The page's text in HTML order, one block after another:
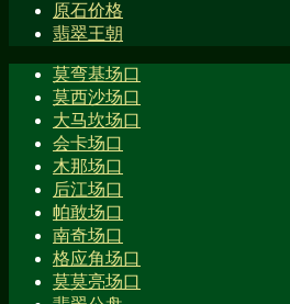
原石价格
翡翠王朝
莫弯基场口
莫西沙场口
大马坎场口
会卡场口
木那场口
后江场口
帕敢场口
南奇场口
格应角场口
莫莫亮场口